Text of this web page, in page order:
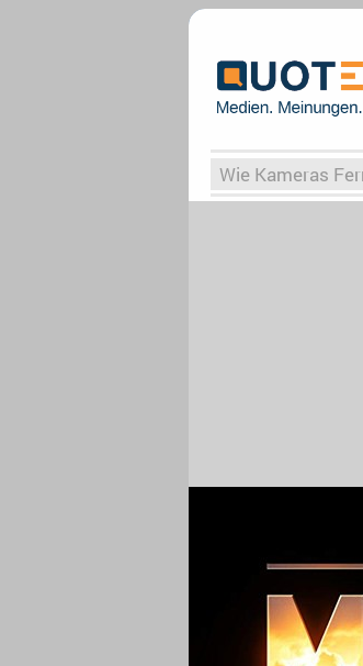
Wie Kameras